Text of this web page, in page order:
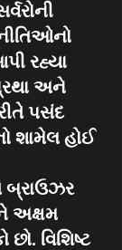
રહ્યા
અને
પસંદ
શામેલ હોઈ
બ્રાઉઝર
અક્ષમ
વિશિષ્ટ